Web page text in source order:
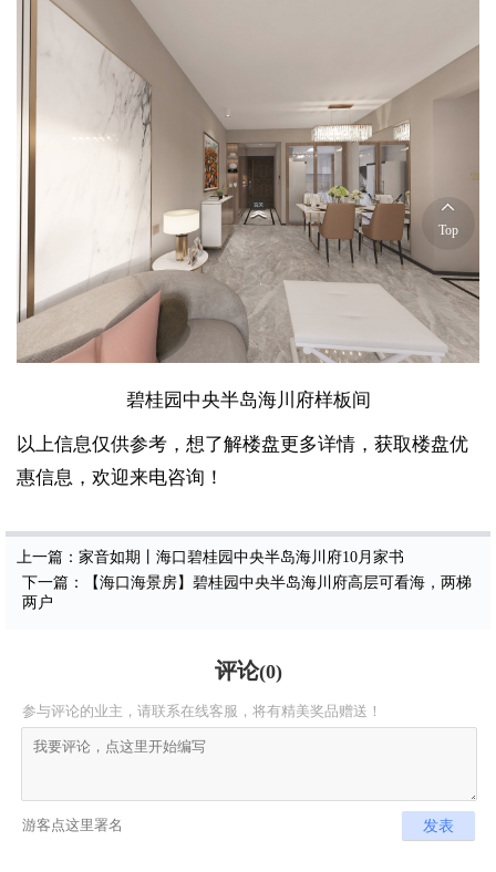
碧桂园中央半岛海川府样板间
以上信息仅供参考，想了解楼盘更多详情，获取楼盘优
惠信息，欢迎来电咨询！
上一篇：家音如期丨海口碧桂园中央半岛海川府10月家书
下一篇：【海口海景房】碧桂园中央半岛海川府高层可看海，两梯
两户
评论(0)
参与评论的业主，请联系在线客服，将有精美奖品赠送！
发表
Top